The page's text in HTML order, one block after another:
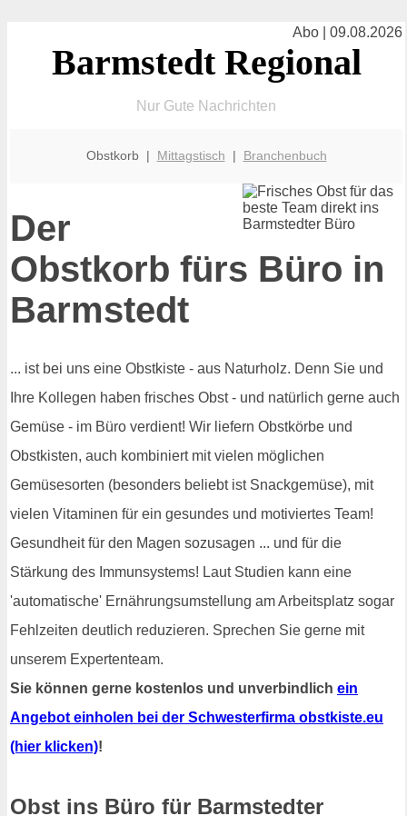
Abo | 09.08.2026
Barmstedt Regional
Nur Gute Nachrichten
Obstkorb | Mittagstisch | Branchenbuch
Der
Obstkorb fürs Büro in
Barmstedt
... ist bei uns eine Obstkiste - aus Naturholz. Denn Sie und
Ihre Kollegen haben frisches Obst - und natürlich gerne auch
Gemüse - im Büro verdient! Wir liefern Obstkörbe und
Obstkisten, auch kombiniert mit vielen möglichen
Gemüsesorten (besonders beliebt ist Snackgemüse), mit
vielen Vitaminen für ein gesundes und motiviertes Team!
Gesundheit für den Magen sozusagen ... und für die
Stärkung des Immunsystems! Laut Studien kann eine
'automatische' Ernährungsumstellung am Arbeitsplatz sogar
Fehlzeiten deutlich reduzieren. Sprechen Sie gerne mit
unserem Expertenteam.
Sie können gerne kostenlos und unverbindlich ein
Angebot einholen bei der Schwesterfirma obstkiste.eu
(hier klicken)!
Obst ins Büro für Barmstedter